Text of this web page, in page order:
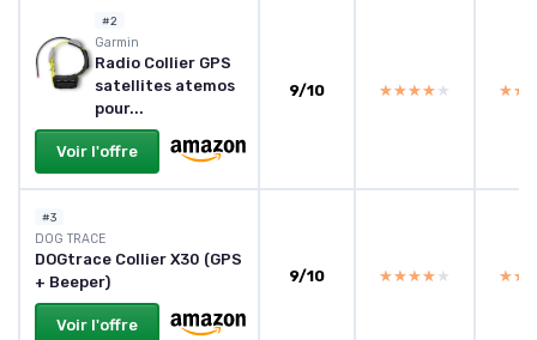
#2
Garmin
Radio Collier GPS
satellites atemos
pour...
Voir l'offre
9/10 ★★★★★
★★★★★
#3
DOG TRACE
DOGtrace Collier X30 (GPS
+ Beeper)
Voir l'offre
9/10 ★★★★★
★★★★★